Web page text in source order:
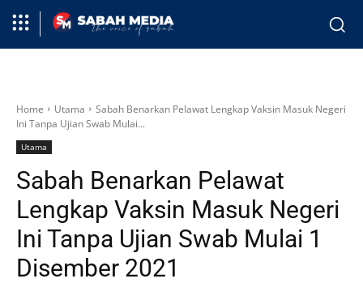
Home Utama
Sabah Benarkan Pelawat Lengkap Vaksin Masuk Negeri
Ini Tanpa Ujian Swab Mulai...
Utama
Sabah Benarkan Pelawat
Lengkap Vaksin Masuk Negeri
Ini Tanpa Ujian Swab Mulai 1
Disember 2021